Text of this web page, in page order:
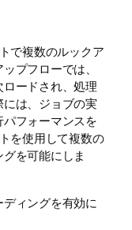
で複数のルックア
プフローでは、
ードされ、処理
は、ジョブの実
フォーマンスを
を使用して複数の
を可能にしま
ィングを有効に